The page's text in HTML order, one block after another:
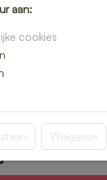
in Bennebroek en
zijn bereid. Van
salades – wij
thuis of op kantoor.
menu is er altijd
jouw lunch
aan:
cookies
Weigeren